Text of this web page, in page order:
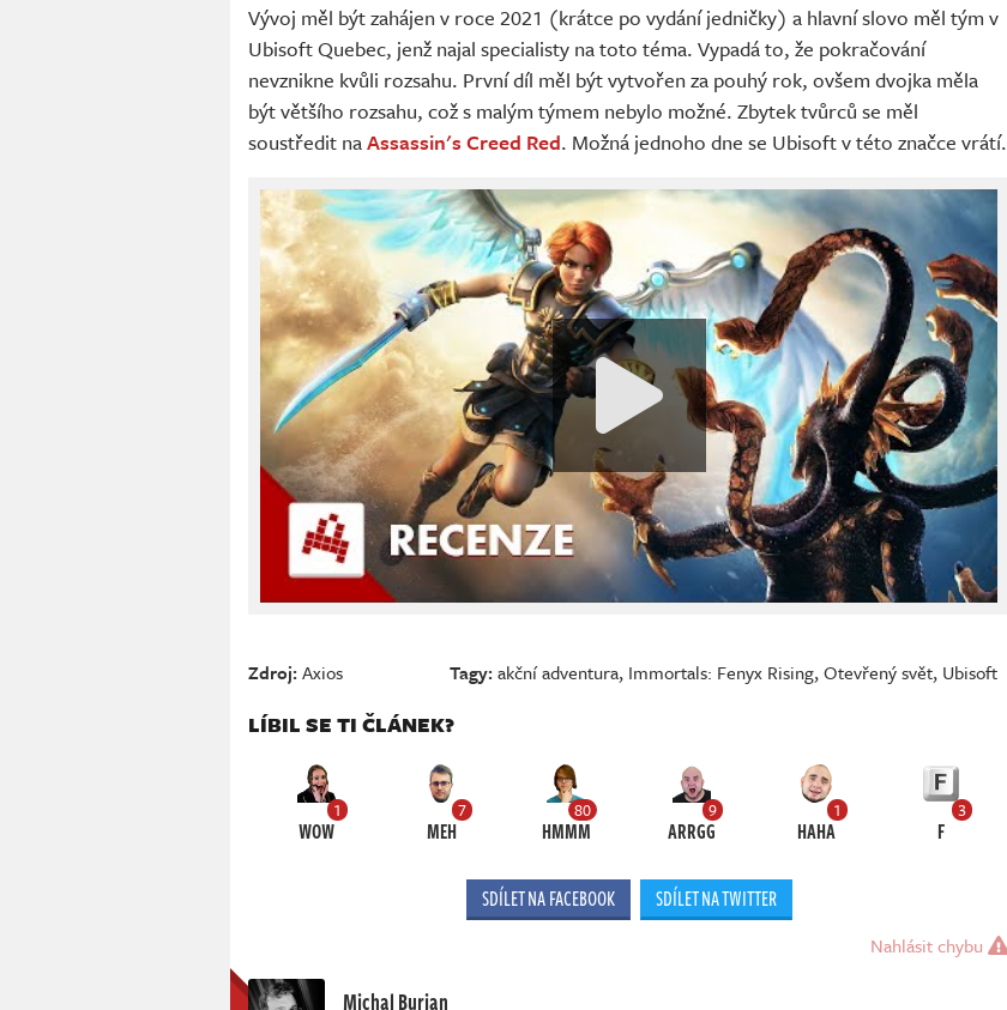
Vývoj měl být zahájen v roce 2021 (krátce po vydání jedničky) a hlavní slovo měl tým v
Ubisoft Quebec, jenž najal specialisty na toto téma. Vypadá to, že pokračování
nevznikne kvůli rozsahu. První díl měl být vytvořen za pouhý rok, ovšem dvojka měla
být většího rozsahu, což s malým týmem nebylo možné. Zbytek tvůrců se měl
soustředit naAssassin's Creed Red. Možná jednoho dne se Ubisoft v této značce vrátí.
Zdroj:Axios Tagy:akční adventura, Immortals: Fenyx Rising,Otevřený svět, Ubisoft
LÍBIL SE TI ČLÁNEK?
1
WOW
7
MEH
80
HMMM
9
ARRGG
1
HAHA
3
F
SDÍLET NA FACEBOOK SDÍLET NA TWITTER
Nahlásit chybu
Michal Burian